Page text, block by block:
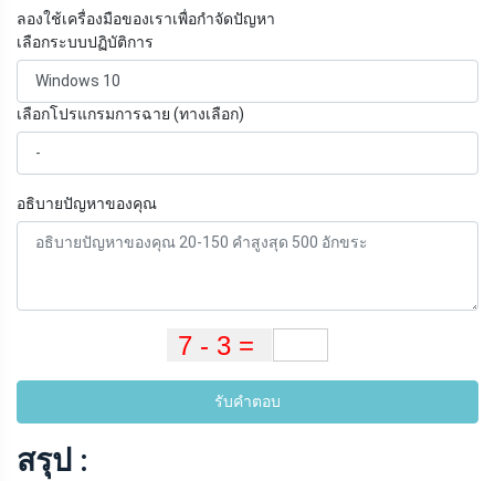
ลองใช้เครื่องมือของเราเพื่อกำจัดปัญหา
เลือกระบบปฏิบัติการ
เลือกโปรแกรมการฉาย (ทางเลือก)
อธิบายปัญหาของคุณ
รับคำตอบ
สรุป :